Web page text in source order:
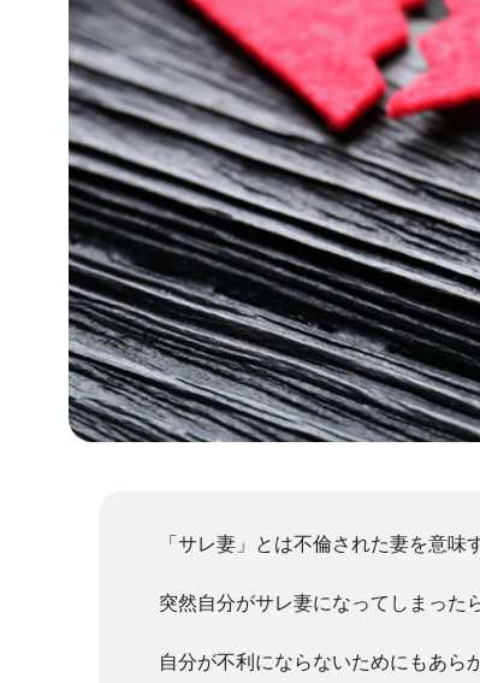
「サレ妻」とは不倫された妻を意味
突然自分がサレ妻になってしまった
自分が不利にならないためにもあら